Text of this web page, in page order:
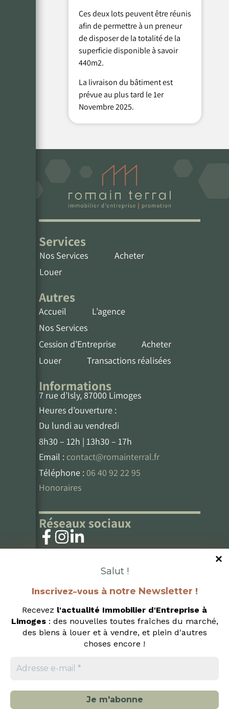
Ces deux lots peuvent être réunis
afin de permettre à un preneur
de disposer de la totalité de la
superficie disponible à savoir
440m2.
La livraison du bâtiment est
prévue au plus tard le 1er
Novembre 2025.
Salut !
Inscrivez-vous à notre Newsletter !
Recevez l'actualité Immobilier d'Entreprise à
Limoges: des nouvelles toutes fraîches du marché,
des biens à louer et à vendre, et plein d'autres
choses encore !
Services
Nos Services
Acheter
Louer
Autres
Accueil
L’agence
Nos Services
Cession d’Entreprise
Acheter
Louer
Transactions réalisées
Informations
7 rue d’Isly, 87000 Limoges
Heures d’ouverture :
Du lundi au vendredi
8h30 – 12h | 13h30 – 17h
Email : contact@romainterral.fr
Téléphone : 06 40 92 22 95
Honoraires
Réseaux sociaux